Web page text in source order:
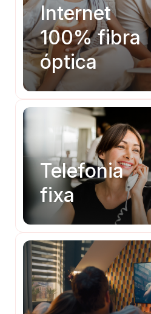
Internet
100% fibra
óptica
Telefonia
fixa